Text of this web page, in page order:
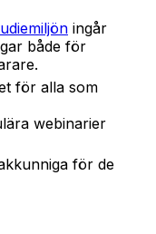
ingår
både för
för alla som
webinarier
för de